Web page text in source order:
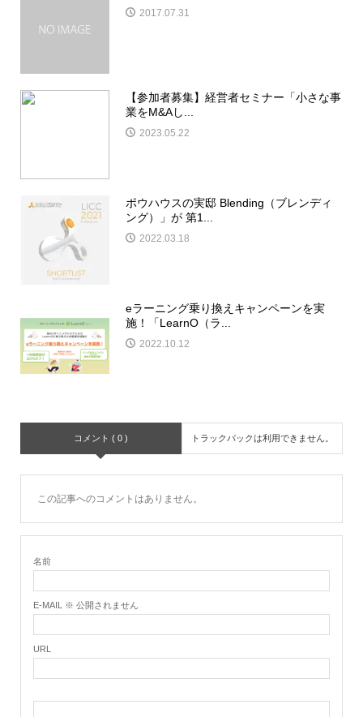
2017.07.31
【参加者募集】経営者セミナー「小さな事
業をM&Aし...
2023.05.22
ポウハウスの実邸 Blending（ブレンディ
ング）」が 第1...
2022.03.18
eラーニング乗り換えキャンペーンを実
施！「LearnO（ラ...
2022.10.12
コメント ( 0 ) トラックバックは利用できません。
この記事へのコメントはありません。
名前
E-MAIL ※ 公開されません
URL